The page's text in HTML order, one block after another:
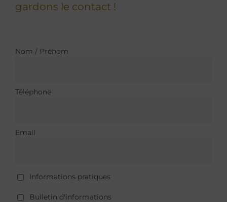
gardons le contact !
Nom / Prénom
Téléphone
Email
Informations pratiques
Bulletin d'informations